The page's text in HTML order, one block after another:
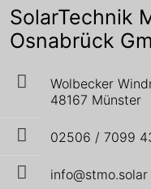
SolarTechnik
Osnabrück
Wolbecker
48167 Münster
02506 / 7099
info@stmo.solar